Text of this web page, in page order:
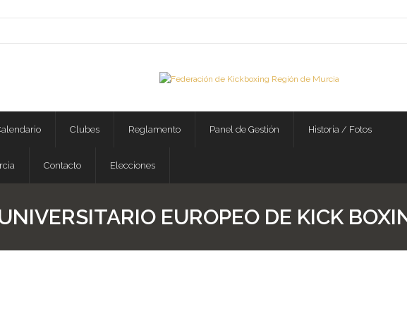
Clubes Reglamento Panel de Gestión Historia / Fotos
Contacto Elecciones
EUROPEO DE KICK